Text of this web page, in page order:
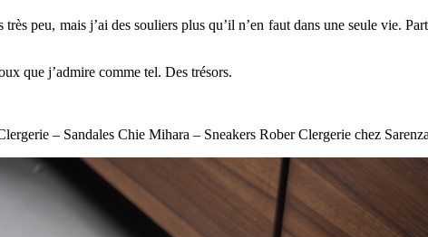
peu, mais j’ai des souliers plus qu’il n’en faut dans une seule vie.
que j’admire comme tel. Des trésors.
– Sandales Chie Mihara – Sneakers Rober Clergerie chez